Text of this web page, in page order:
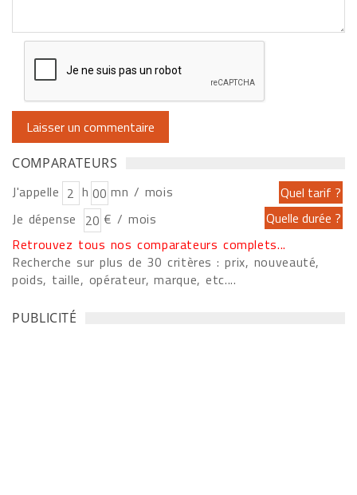
COMPARATEURS
J'appelle h
mn / mois
Je dépense
€ / mois
Retrouvez tous nos comparateurs complets...
Recherche sur plus de 30 critères : prix, nouveauté,
poids, taille, opérateur, marque, etc....
PUBLICITÉ